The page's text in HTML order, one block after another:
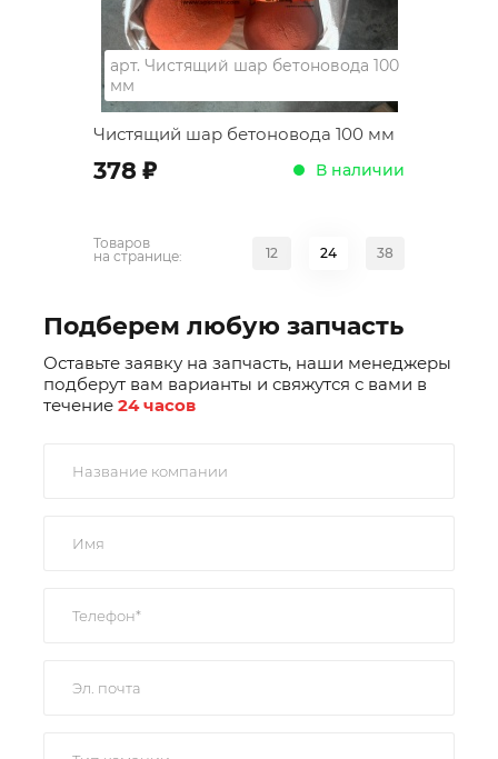
арт. Чистящий шар бетоновода 100
мм
Чистящий шар бетоновода 100 мм
378 ; В наличии
Товаров
на странице:
12 24 38
Подберем любую запчасть
Оставьте заявку на запчасть, наши менеджеры
подберут вам варианты и свяжутся с вами в
течение 24 часов